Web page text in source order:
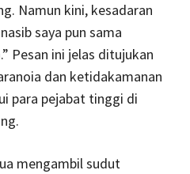
Namun kini, kesadaran
saya pun sama
Pesan ini jelas ditujukan
dan ketidakamanan
para pejabat tinggi di
mengambil sudut